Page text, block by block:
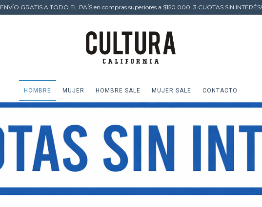
ENVÍO GRATIS A TODO EL PAÍS en compras superiores a $150.000! 3 CUOTAS SIN INTERÉS!
HOMBRE MUJER HOMBRE SALE MUJER SALE CONTACTO